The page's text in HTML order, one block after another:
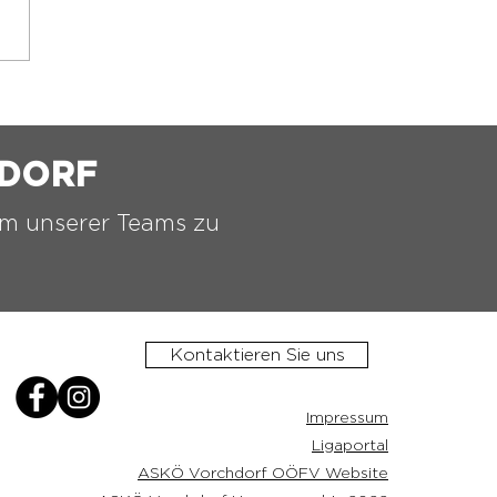
unserer Teams zu
Kontaktieren Sie uns
Impressum
Ligaportal
ASKÖ Vorchdorf OÖFV Website